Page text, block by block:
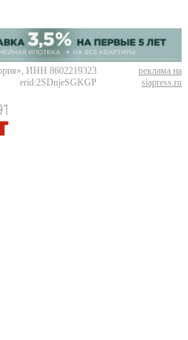
ИНН 8602219323
erid:2SDnjeSGKGP
реклама на
siapress.ru